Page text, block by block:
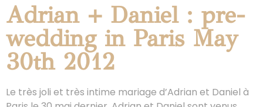
Adrian + Daniel : pre-
wedding in Paris May
30th 2012
Le très joli et très intime mariage d’Adrian et Daniel à